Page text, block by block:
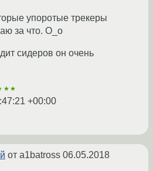
упоротые трекеры
за что. О_о
сидеров он очень
+00:00
от a1batross 06.05.2018